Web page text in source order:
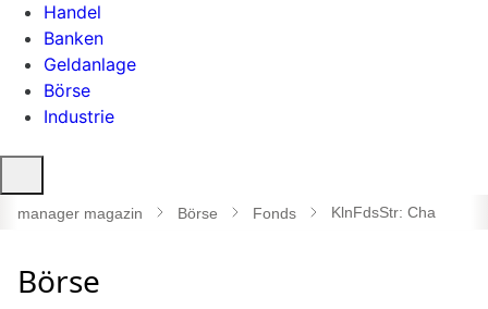
Handel
Banken
Geldanlage
Börse
Industrie
öffnen
manager magazin Börse Fonds KlnFdsStr: Cha